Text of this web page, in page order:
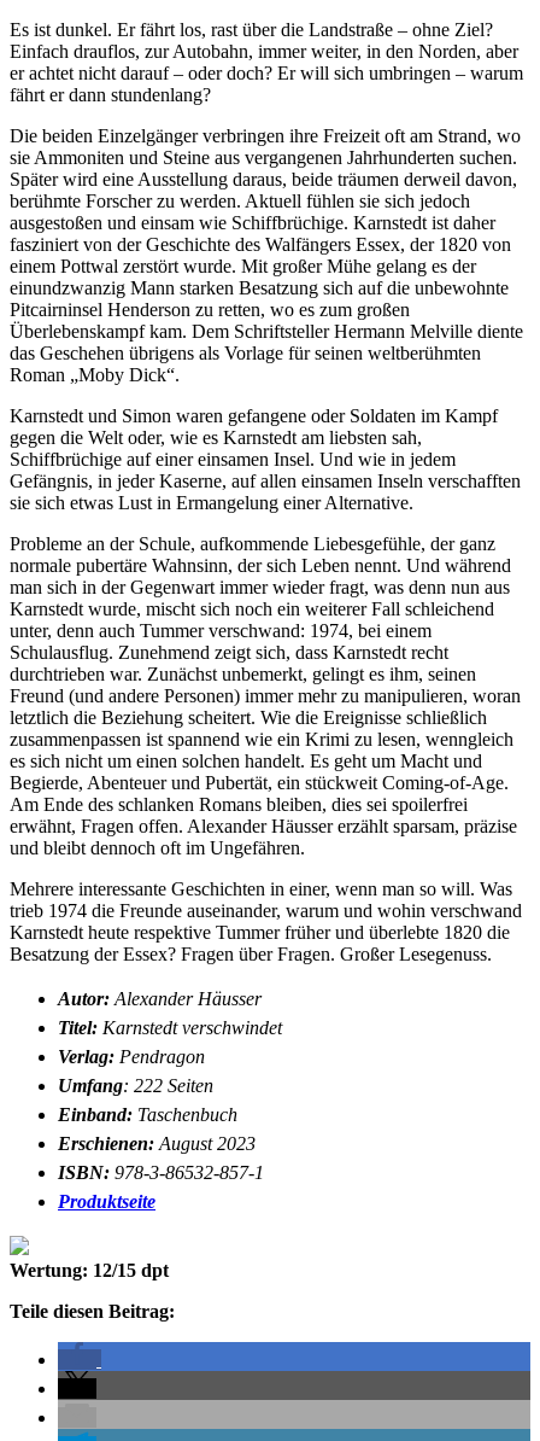
Es ist dunkel. Er fährt los, rast über die Landstraße – ohne Ziel?
Einfach drauflos, zur Autobahn, immer weiter, in den Norden, aber
er achtet nicht darauf – oder doch? Er will sich umbringen – warum
fährt er dann stundenlang?
Die beiden Einzelgänger verbringen ihre Freizeit oft am Strand, wo
sie Ammoniten und Steine aus vergangenen Jahrhunderten suchen.
Später wird eine Ausstellung daraus, beide träumen derweil davon,
berühmte Forscher zu werden. Aktuell fühlen sie sich jedoch
ausgestoßen und einsam wie Schiffbrüchige. Karnstedt ist daher
fasziniert von der Geschichte des Walfängers Essex, der 1820 von
einem Pottwal zerstört wurde. Mit großer Mühe gelang es der
einundzwanzig Mann starken Besatzung sich auf die unbewohnte
Pitcairninsel Henderson zu retten, wo es zum großen
Überlebenskampf kam. Dem Schriftsteller Hermann Melville diente
das Geschehen übrigens als Vorlage für seinen weltberühmten
Roman „Moby Dick“.
Karnstedt und Simon waren gefangene oder Soldaten im Kampf
gegen die Welt oder, wie es Karnstedt am liebsten sah,
Schiffbrüchige auf einer einsamen Insel. Und wie in jedem
Gefängnis, in jeder Kaserne, auf allen einsamen Inseln verschafften
sie sich etwas Lust in Ermangelung einer Alternative.
Probleme an der Schule, aufkommende Liebesgefühle, der ganz
normale pubertäre Wahnsinn, der sich Leben nennt. Und während
man sich in der Gegenwart immer wieder fragt, was denn nun aus
Karnstedt wurde, mischt sich noch ein weiterer Fall schleichend
unter, denn auch Tummer verschwand: 1974, bei einem
Schulausflug. Zunehmend zeigt sich, dass Karnstedt recht
durchtrieben war. Zunächst unbemerkt, gelingt es ihm, seinen
Freund (und andere Personen) immer mehr zu manipulieren, woran
letztlich die Beziehung scheitert. Wie die Ereignisse schließlich
zusammenpassen ist spannend wie ein Krimi zu lesen, wenngleich
es sich nicht um einen solchen handelt. Es geht um Macht und
Begierde, Abenteuer und Pubertät, ein stückweit Coming-of-Age.
Am Ende des schlanken Romans bleiben, dies sei spoilerfrei
erwähnt, Fragen offen. Alexander Häusser erzählt sparsam, präzise
und bleibt dennoch oft im Ungefähren.
Mehrere interessante Geschichten in einer, wenn man so will. Was
trieb 1974 die Freunde auseinander, warum und wohin verschwand
Karnstedt heute respektive Tummer früher und überlebte 1820 die
Besatzung der Essex? Fragen über Fragen. Großer Lesegenuss.
Autor: Alexander Häusser
Titel: Karnstedt verschwindet
Verlag: Pendragon
Umfang: 222 Seiten
Einband: Taschenbuch
Erschienen: August 2023
ISBN: 978-3-86532-857-1
Produktseite
Wertung: 12/15 dpt
Teile diesen Beitrag: